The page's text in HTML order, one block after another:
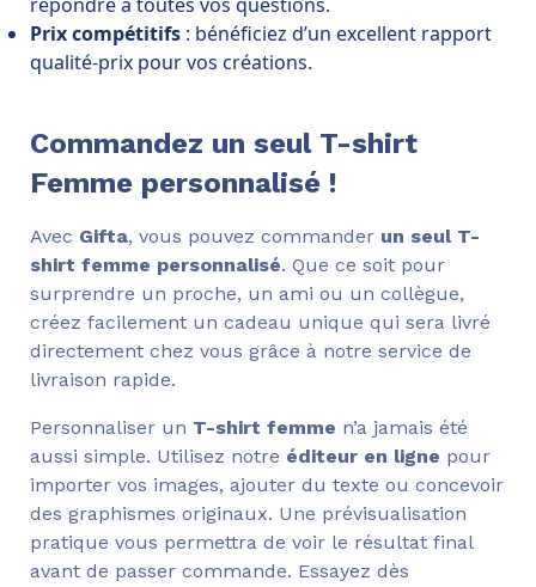
Prix compétitifs : bénéficiez d’un excellent rapport
qualité-prix pour vos créations.
Commandez un seul T-shirt
Femme personnalisé !
Avec Gifta, vous pouvez commander un seul T-
shirt femme personnalisé. Que ce soit pour
surprendre un proche, un ami ou un collègue,
créez facilement un cadeau unique qui sera livré
directement chez vous grâce à notre service de
livraison rapide.
Personnaliser un T-shirt femme n’a jamais été
aussi simple. Utilisez notre éditeur en ligne pour
importer vos images, ajouter du texte ou concevoir
des graphismes originaux. Une prévisualisation
pratique vous permettra de voir le résultat final
avant de passer commande. Essayez dès